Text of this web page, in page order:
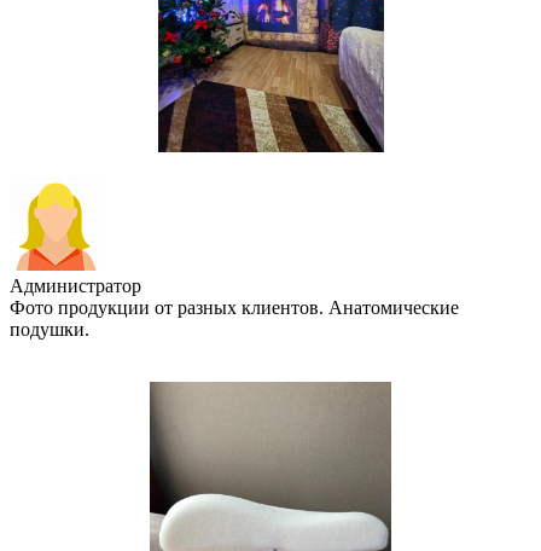
Администратор
Фото продукции от разных клиентов. Анатомические
подушки.